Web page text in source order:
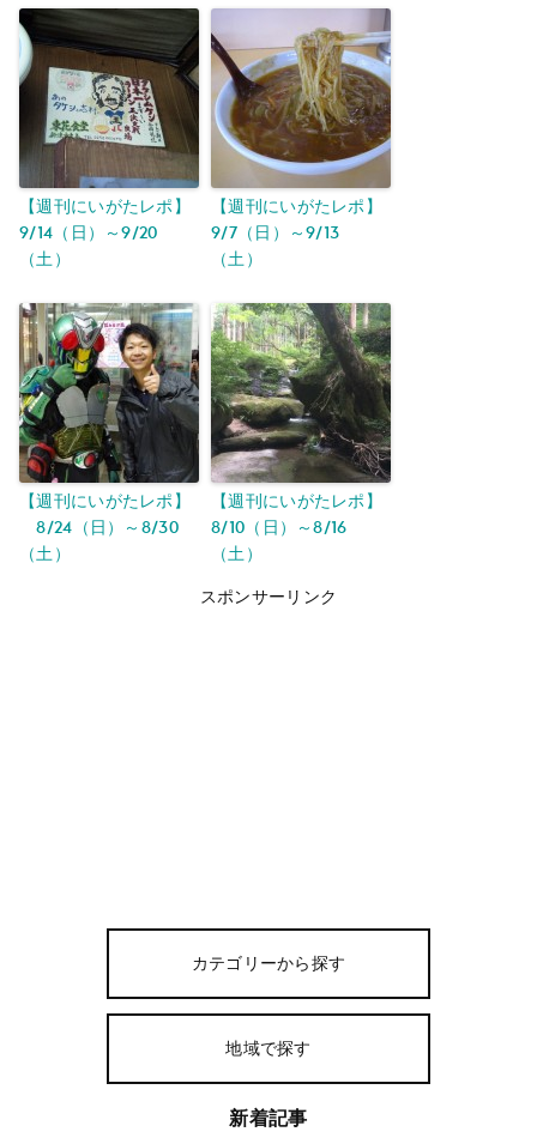
【週刊にいがたレポ】
9/14（日）～9/20
（土）
【週刊にいがたレポ】
9/7（日）～9/13
（土）
【週刊にいがたレポ】
8/24（日）～8/30
（土）
【週刊にいがたレポ】
8/10（日）～8/16
（土）
スポンサーリンク
カテゴリーから探す
地域で探す
新着記事